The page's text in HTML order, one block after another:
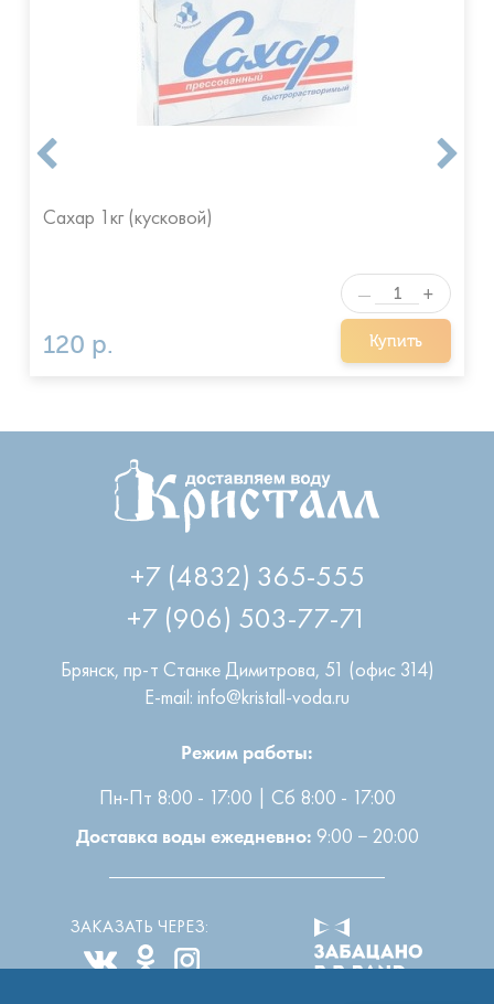
Сахар 1кг (кусковой)
120 р. Купить
— +
+7 (4832) 365-555
+7 (906) 503-77-71
Брянск
пр-т Станке Димитрова, 51 (офис 314)
E-mail: info@kristall-voda.ru
Режим работы:
Пн-Пт 8:00 - 17:00 | Сб 8:00 - 17:00
Доставка воды ежедневно: 9:00 − 20:00
ЗАКАЗАТЬ ЧЕРЕЗ: